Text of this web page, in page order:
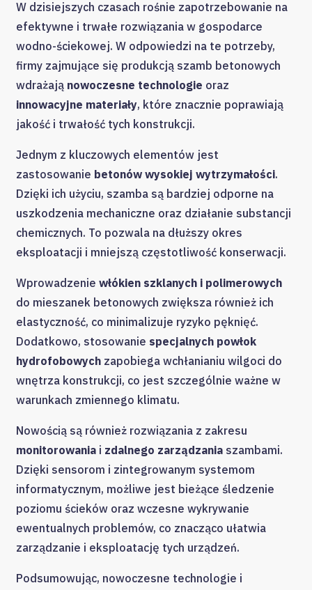
W dzisiejszych czasach rośnie zapotrzebowanie na
efektywne i trwałe rozwiązania w gospodarce
wodno-ściekowej. W odpowiedzi na te potrzeby,
firmy zajmujące się produkcją szamb betonowych
wdrażają nowoczesne technologie oraz
innowacyjne materiały, które znacznie poprawiają
jakość i trwałość tych konstrukcji.
Jednym z kluczowych elementów jest
zastosowanie betonów wysokiej wytrzymałości.
Dzięki ich użyciu, szamba są bardziej odporne na
uszkodzenia mechaniczne oraz działanie substancji
chemicznych. To pozwala na dłuższy okres
eksploatacji i mniejszą częstotliwość konserwacji.
Wprowadzenie włókien szklanych i polimerowych
do mieszanek betonowych zwiększa również ich
elastyczność, co minimalizuje ryzyko pęknięć.
Dodatkowo, stosowanie specjalnych powłok
hydrofobowych zapobiega wchłanianiu wilgoci do
wnętrza konstrukcji, co jest szczególnie ważne w
warunkach zmiennego klimatu.
Nowością są również rozwiązania z zakresu
monitorowania i zdalnego zarządzania szambami.
Dzięki sensorom i zintegrowanym systemom
informatycznym, możliwe jest bieżące śledzenie
poziomu ścieków oraz wczesne wykrywanie
ewentualnych problemów, co znacząco ułatwia
zarządzanie i eksploatację tych urządzeń.
Podsumowując, nowoczesne technologie i